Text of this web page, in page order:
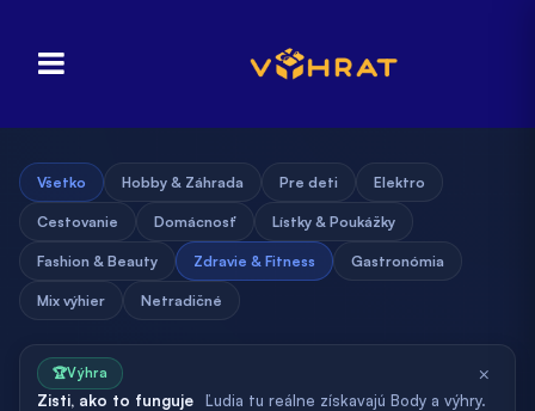
Všetko Hobby & Záhrada Pre deti Elektro
Cestovanie Domácnosť Lístky & Poukážky
Fashion & Beauty Zdravie & Fitness Gastronómia
Mix výhier Netradičné
🏆Výhra
Zisti, ako to funguje
Ľudia tu reálne získavajú Body a výhry.
×